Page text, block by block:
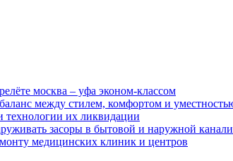
москва – уфа эконом-классом
между стилем, комфортом и
технологии их ликвидации
засоры в бытовой и наружной
медицинских клиник и центров